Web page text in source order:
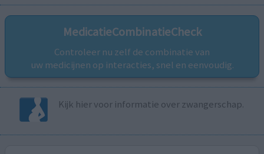
MedicatieCombinatieCheck
Controleer nu zelf de combinatie van
uw medicijnen op interacties, snel en eenvoudig.
Kijk hier voor informatie over zwangerschap.